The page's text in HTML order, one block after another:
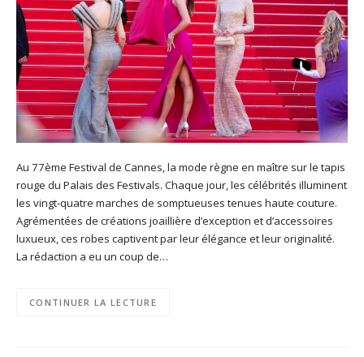
Au 77ème Festival de Cannes, la mode règne en maître sur le tapis
rouge du Palais des Festivals. Chaque jour, les célébrités illuminent
les vingt-quatre marches de somptueuses tenues haute couture.
Agrémentées de créations joaillière d’exception et d’accessoires
luxueux, ces robes captivent par leur élégance et leur originalité.
La rédaction a eu un coup de…
CONTINUER LA LECTURE